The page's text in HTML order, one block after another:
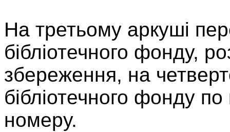
На третьому аркуші
бібліотечного фонду,
збереження, на
бібліотечного фонду
номеру.